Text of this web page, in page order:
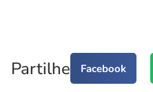
Partilhe Facebook